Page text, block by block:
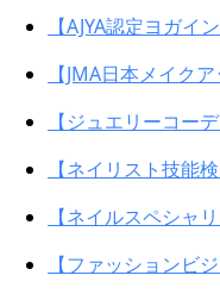
【AJYA認定ヨガイ
【JMA日本メイク
【ジュエリーコー
【ネイリスト技能
【ネイルスペシャ
【ファッションビ